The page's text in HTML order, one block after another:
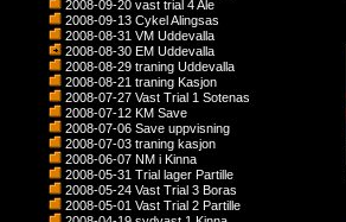
2008-09-20 vast trial 4 Ale
2008-09-13 Cykel Alingsas
2008-08-31 VM Uddevalla
2008-08-30 EM Uddevalla
2008-08-29 traning Uddevalla
2008-08-21 traning Kasjon
2008-07-27 Vast Trial 1 Sotenas
2008-07-12 KM Save
2008-07-06 Save uppvisning
2008-07-03 traning kasjon
2008-06-07 NM i Kinna
2008-05-31 Trial lager Partille
2008-05-24 Vast Trial 3 Boras
2008-05-01 Vast Trial 2 Partille